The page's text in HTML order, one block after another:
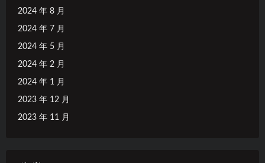
2024 年 8 月
2024 年 7 月
2024 年 5 月
2024 年 2 月
2024 年 1 月
2023 年 12 月
2023 年 11 月